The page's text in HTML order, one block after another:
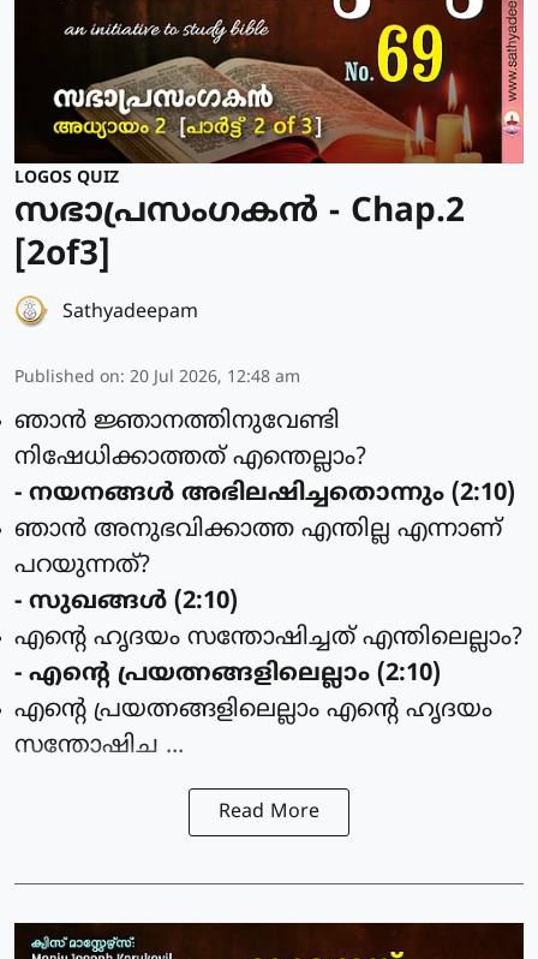
LOGOS QUIZ
സഭാപ്രസംഗകൻ - Chap.2
[2of3]
Sathyadeepam
Published on: 20 Jul 2026, 12:48 am
ഞാന്‍ ജ്ഞാനത്തിനുവേണ്ടി
നിഷേധിക്കാത്തത് എന്തെല്ലാം?
- നയനങ്ങള്‍ അഭിലഷിച്ചതൊന്നും (2:10)
ഞാന്‍ അനുഭവിക്കാത്ത എന്തില്ല എന്നാണ്
പറയുന്നത്?
- സുഖങ്ങള്‍ (2:10)
എന്റെ ഹൃദയം സന്തോഷിച്ചത് എന്തിലെല്ലാം?
- എന്റെ പ്രയത്നങ്ങളിലെല്ലാം (2:10)
എന്റെ പ്രയത്നങ്ങളിലെല്ലാം എന്റെ ഹൃദയം
സന്തോഷിച ...
Read More